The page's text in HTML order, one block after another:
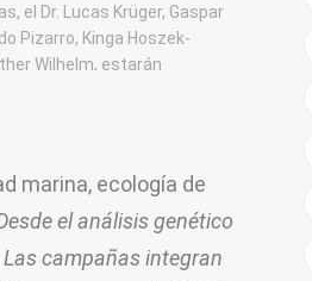
el Dr. Lucas Krüger, Gaspar
Pizarro, Kinga Hoszek-
Wilhelm, estarán
marina, ecología de
el análisis genético
campañas integran